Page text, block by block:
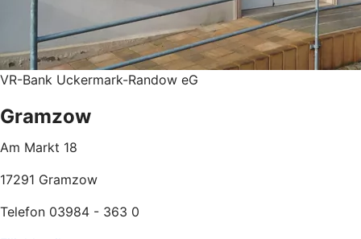
VR-Bank Uckermark-Randow eG
Gramzow
Am Markt 18
17291 Gramzow
Telefon 03984 - 363 0